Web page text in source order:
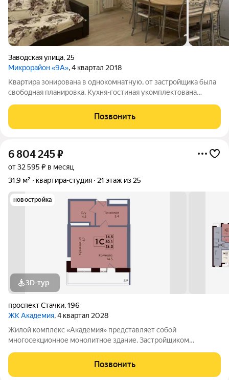
Заводская улица, 25
Микрорайон «9А», 4 квартал 2018
Квартира зонирована в однокомнатную, от застройщика была
свободная планировка. Кухня-гостиная укомплектована
диван. В спальне шкаф, двух-спальная кровать с
ортопедическим матрасом. Прихожая
Позвонить
6 804 245₽
от 32 595 ₽ в месяц
31,9 м²
квартира-студия 21 этаж из 25
новостройка
3D-тур
проспект Стачки,196
ЖК Академия, 4 квартал 2028
Жилой комплекс «Академия» представляет собой
многосекционное монолитное здание. Застройщиком
не осуществляется. Благоустройство прилегающей
территории включает в себя организацию детских игровых
Позвонить